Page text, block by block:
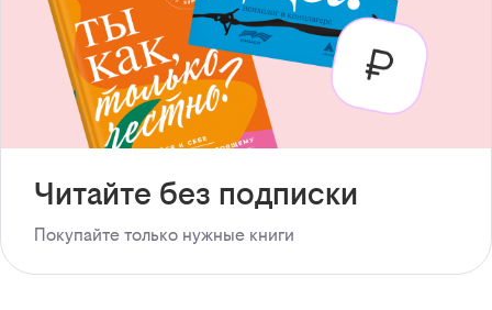
Читайте без подписки
Покупайте только нужные книги